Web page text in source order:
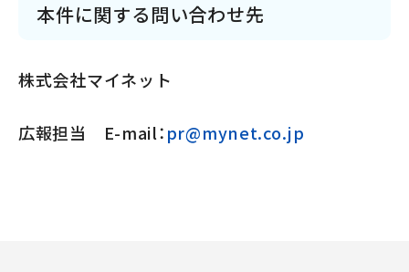
本件に関する問い合わせ先
株式会社マイネット
広報担当 E-mail：pr@mynet.co.jp